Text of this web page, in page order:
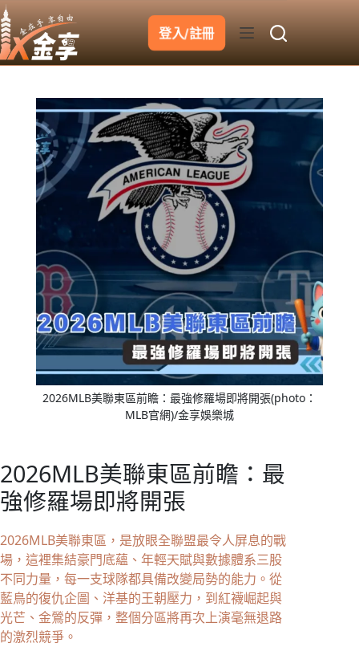
跳
至
主
要
登入/註冊
2026MLB美聯東區前瞻：最強修羅場即將開張(photo：
MLB官網)/金享娛樂城
2026MLB美聯東區前瞻：最
強修羅場即將開張
2026MLB美聯東區，是放眼全聯盟最令人屏息的戰
場，這裡集結豪門底蘊、年輕天賦與數據體系三股
不同力量，每一支球隊都具備改變局勢的能力。從
藍鳥的復仇企圖、洋基的王朝壓力，到紅襪崛起與
光芒、金鶯的反彈，整個分區將再次上演毫無退路
的激烈競爭。